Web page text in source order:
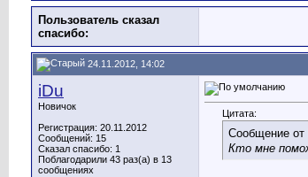
Пользователь сказал
cпасибо:
24.11.2012, 14:02
iDu
Новичок
Регистрация: 20.11.2012
Сообщений: 15
Сказал спасибо: 1
Поблагодарили 43 раз(а) в 13
сообщениях
Цитата:
Сообщение от
Кто мне